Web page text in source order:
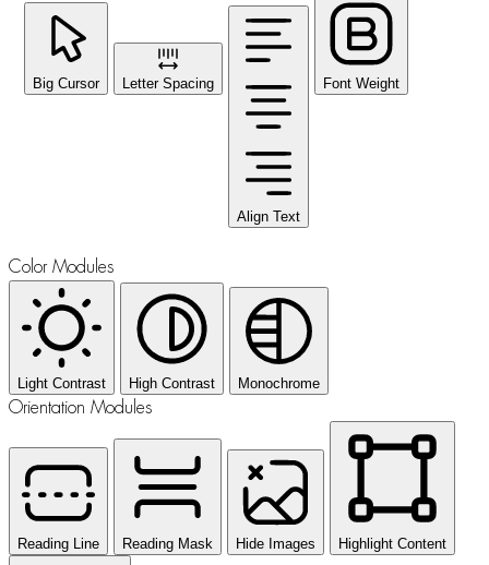
Big Cursor Letter Spacing
Align Text
Font Weight
Color Modules
Light Contrast High Contrast Monochrome
Orientation Modules
Reading Line Reading Mask Hide Images Highlight Content